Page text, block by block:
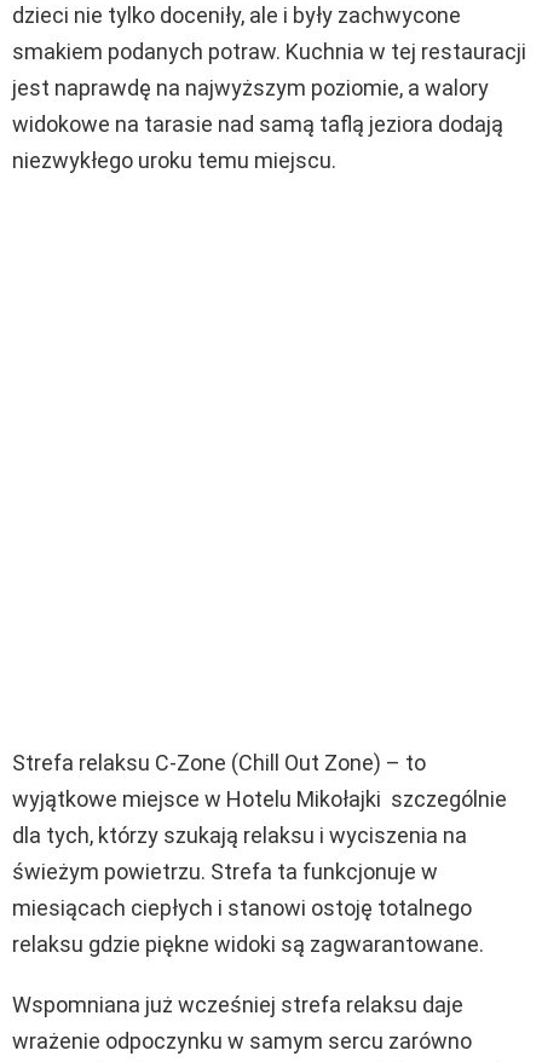
dzieci nie tylko doceniły, ale i były zachwycone
smakiem podanych potraw. Kuchnia w tej restauracji
jest naprawdę na najwyższym poziomie, a walory
widokowe na tarasie nad samą taflą jeziora dodają
niezwykłego uroku temu miejscu.
Strefa relaksu C-Zone (Chill Out Zone) – to
wyjątkowe miejsce w Hotelu Mikołajki szczególnie
dla tych, którzy szukają relaksu i wyciszenia na
świeżym powietrzu. Strefa ta funkcjonuje w
miesiącach ciepłych i stanowi ostoję totalnego
relaksu gdzie piękne widoki są zagwarantowane.
Wspomniana już wcześniej strefa relaksu daje
wrażenie odpoczynku w samym sercu zarówno